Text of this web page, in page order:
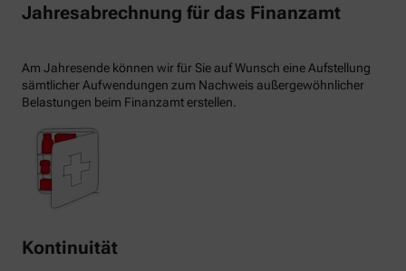
Jahresabrechnung für das Finanzamt
Am Jahresende können wir für Sie auf Wunsch eine Aufstellung
sämtlicher Aufwendungen zum Nachweis außergewöhnlicher
Belastungen beim Finanzamt erstellen.
Kontinuität